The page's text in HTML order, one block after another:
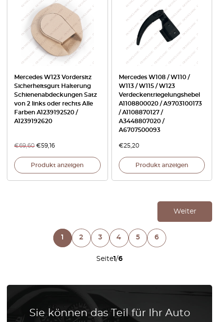
Mercedes W123 Vordersitz
Sicherheitsgurt Halterung
Schienenabdeckungen Satz
von 2 links oder rechts Alle
Farben A1239192520 /
A1239192620
€69,60 €59,16
Produkt anzeigen
Mercedes W108 / W110 /
W113 / W115 / W123
Verdeckentriegelungshebel
A1108800020 / A9703100173
/ A1108870127 /
A3448807020 /
A6707500093
€25,20
Produkt anzeigen
Seite1/6
Weiter
1 2 3 4 5 6
Sie können das Teil für Ihr Auto